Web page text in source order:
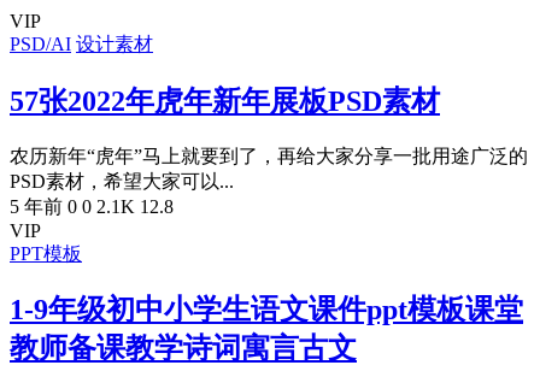
VIP
PSD/AI 设计素材
57张2022年虎年新年展板PSD素材
农历新年“虎年”马上就要到了，再给大家分享一批用途广泛的
PSD素材，希望大家可以...
5 年前 0 0 2.1K 12.8
VIP
PPT模板
1-9年级初中小学生语文课件ppt模板课堂
教师备课教学诗词寓言古文